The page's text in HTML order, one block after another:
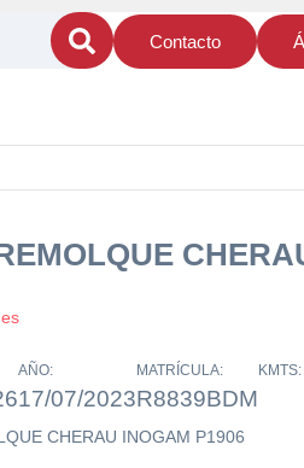
Contacto
AÑO:
17/07/2023
MATRÍCULA:
R8839BDM
KMTS:
CHERAU INOGAM P1906